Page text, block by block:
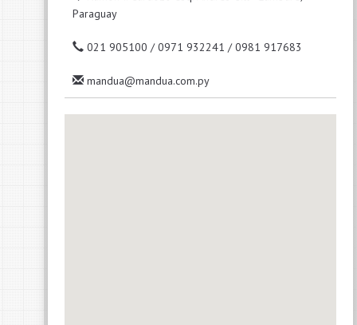
Paraguay
021 905100 / 0971 932241 / 0981 917683
mandua@mandua.com.py